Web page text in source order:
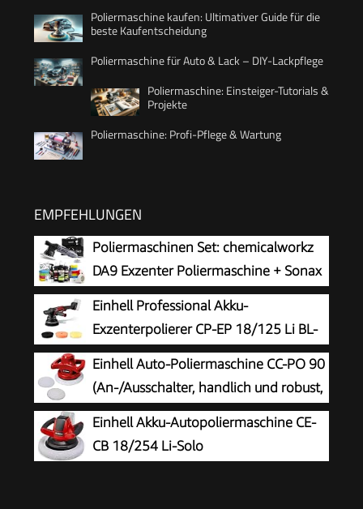
Poliermaschine kaufen: Ultimativer Guide für die
beste Kaufentscheidung
Poliermaschine für Auto & Lack – DIY-Lackpflege
Poliermaschine: Einsteiger-Tutorials &
Projekte
Poliermaschine: Profi-Pflege & Wartung
EMPFEHLUNGEN
Poliermaschinen Set: chemicalworkz
DA9 Exzenter Poliermaschine + Sonax
Politur Set + Royal Pads Premium
Polierpads + Dr. Wack Versiegelung für Lack +
Zubehör | 20-teilig
Einhell Professional Akku-
Exzenterpolierer CP-EP 18/125 Li BL-
Solo
Einhell Auto-Poliermaschine CC-PO 90
(An-/Ausschalter, handlich und robust,
1 Textilpolierhaube und Synthetik-
Polierhaube inklusive)
Einhell Akku-Autopoliermaschine CE-
CB 18/254 Li-Solo